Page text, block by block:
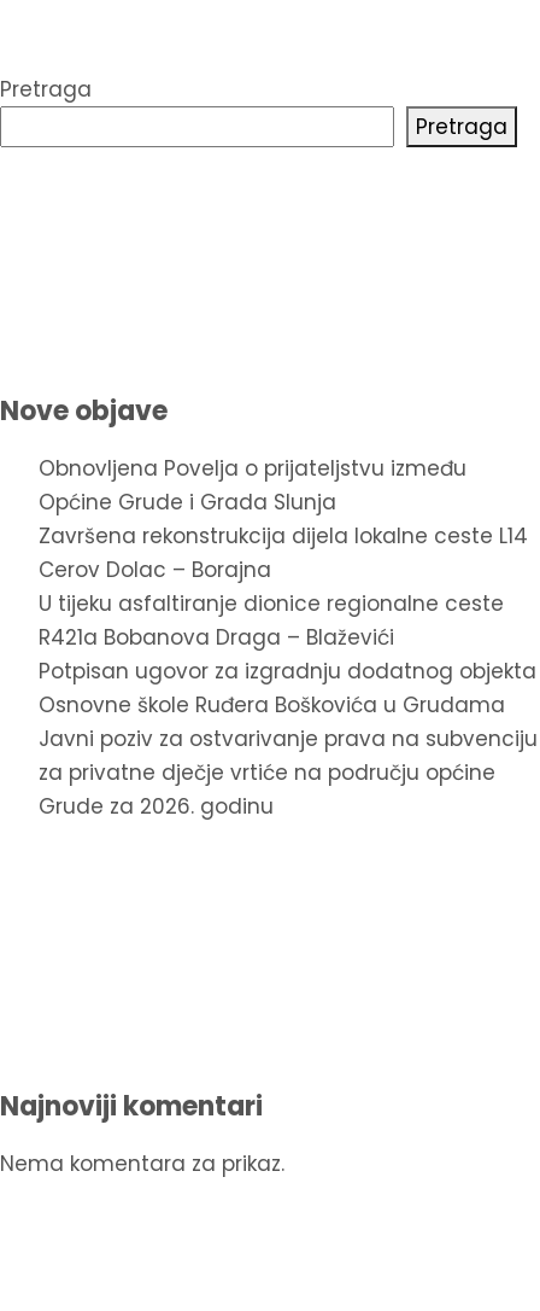
Pretraga
Pretraga
Nove objave
Obnovljena Povelja o prijateljstvu između
Općine Grude i Grada Slunja
Završena rekonstrukcija dijela lokalne ceste L14
Cerov Dolac – Borajna
U tijeku asfaltiranje dionice regionalne ceste
R421a Bobanova Draga – Blaževići
Potpisan ugovor za izgradnju dodatnog objekta
Osnovne škole Ruđera Boškovića u Grudama
Javni poziv za ostvarivanje prava na subvenciju
za privatne dječje vrtiće na području općine
Grude za 2026. godinu
Najnoviji komentari
Nema komentara za prikaz.